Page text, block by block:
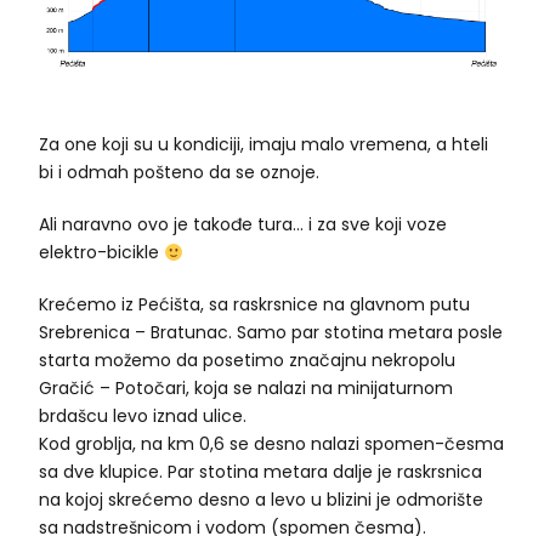
Za one koji su u kondiciji, imaju malo vremena, a hteli
bi i odmah pošteno da se oznoje.
Ali naravno ovo je takođe tura… i za sve koji voze
elektro-bicikle
Krećemo iz Pećišta, sa raskrsnice na glavnom putu
Srebrenica – Bratunac. Samo par stotina metara posle
starta možemo da posetimo značajnu nekropolu
Gračić – Potočari, koja se nalazi na minijaturnom
brdašcu levo iznad ulice.
Kod groblja, na km 0,6 se desno nalazi spomen-česma
sa dve klupice. Par stotina metara dalje je raskrsnica
na kojoj skrećemo desno a levo u blizini je odmorište
sa nadstrešnicom i vodom (spomen česma).